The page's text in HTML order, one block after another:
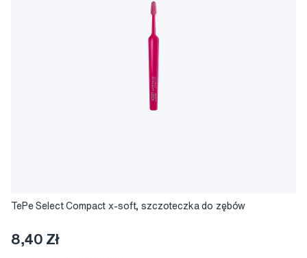
TePe Select Compact x-soft, szczoteczka do zębów
8,40 Zł